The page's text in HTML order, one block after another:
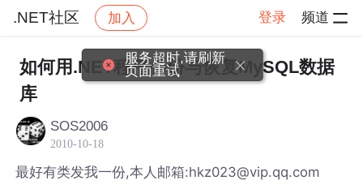
.NET社区 加入 登录 频道
社区 .NET社区 帖子详情
如何用.NET程序备份与恢复MySQL数据
库
SOS2006
2010-10-18
最好有类发我一份,本人邮箱:hkz023@vip.qq.com
服务超时,请刷新
页面重试